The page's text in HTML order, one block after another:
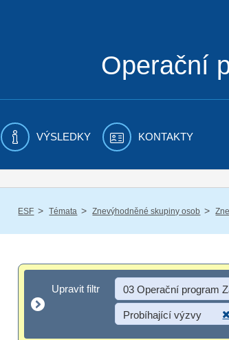
Operační
VÝSLEDKY KONTAKTY
ESF / Témata / Znevýhodněné skupiny osob /
Upravit filtr
Upravit filtr 03 Operační program
Probíhající výzvy